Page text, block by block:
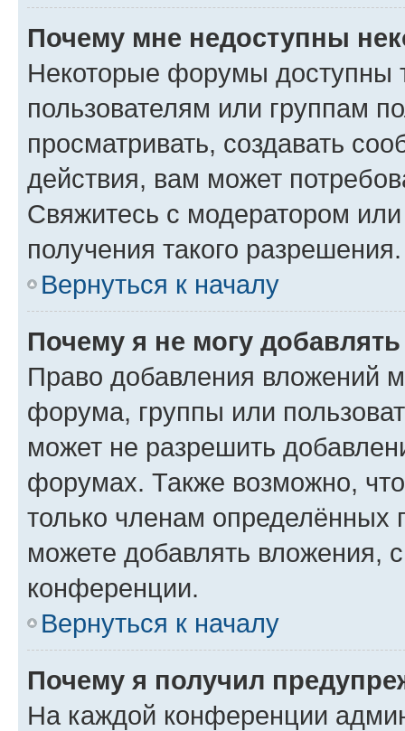
Почему мне недоступны
Некоторые форумы доступны
пользователям или группам
просматривать, создавать
действия, вам может
Свяжитесь с модератором
получения такого разрешения.
Вернуться к началу
Почему я не могу
Право добавления вложений
форума, группы или
может не разрешить
форумах. Также возможно,
только членам определённых
можете добавлять вложения,
конференции.
Вернуться к началу
Почему я получил
На каждой конференции